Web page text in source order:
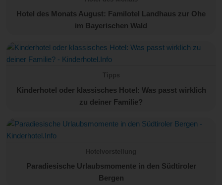
Hotel des Monats August: Familotel Landhaus zur Ohe
im Bayerischen Wald
Kinderhotel oder klassisches Hotel: Was passt wirklich
zu deiner Familie?
Paradiesische Urlaubsmomente in den Südtiroler
Bergen